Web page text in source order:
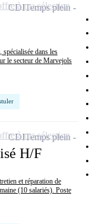
dans les
le secteur de Marvejols
CDITemps plein
à ma sélection
H/F
et réparation de
(10 salariés). Poste
CDITemps plein
à ma sélection